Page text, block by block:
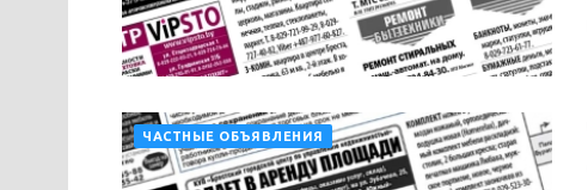
ЧАСТНЫЕ ОБЪЯВЛЕНИЯ